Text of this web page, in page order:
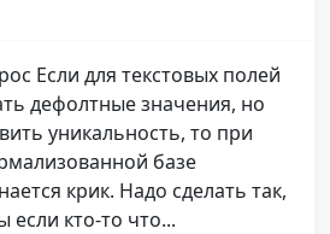
Если для текстовых полей
дефолтные значения, но
уникальность, то при
базе
крик. Надо сделать так,
если кто-то что...